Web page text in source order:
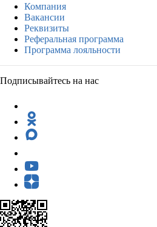
Компания
Вакансии
Реквизиты
Реферальная программа
Программа лояльности
Подписывайтесь на нас